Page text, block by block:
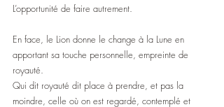
L’opportunité de faire autrement.
En face, le Lion donne le change à la Lune en
apportant sa touche personnelle, empreinte de
royauté.
Qui dit royauté dit place à prendre, et pas la
moindre, celle où on est regardé, contemplé et